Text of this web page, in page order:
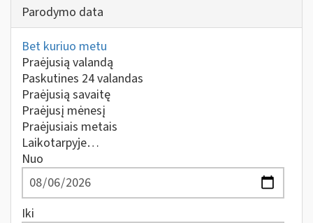
Parodymo data
Bet kuriuo metu
Praėjusią valandą
Paskutines 24 valandas
Praėjusią savaitę
Praėjusį mėnesį
Praėjusiais metais
Laikotarpyje…
Nuo
Iki